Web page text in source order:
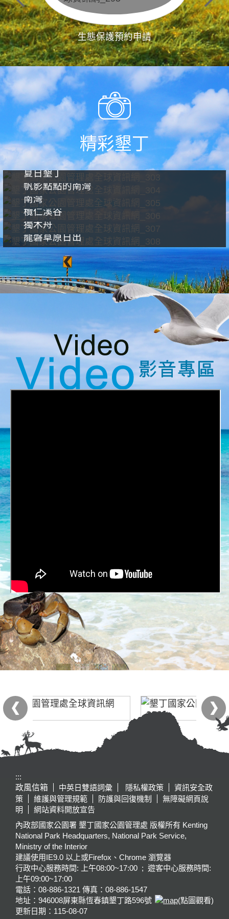
生態保護預約申請
精彩墾丁
夏日墾丁
帆影點點的南灣
南灣
欖仁溪谷
獨木舟
龍磐草原日出
:::
政風信箱
中英日雙語詞彙 隱私權政策
資訊安全政
策
維護與管理規範 防護與回復機制
無障礙網頁說
明
網站資料開放宣告
內政部國家公園署 墾丁國家公園管理處 版權所有 Kenting
National Park Headquarters, National Park Service,
Ministry of the Interior
建議使用IE9.0 以上或Firefox、Chrome 瀏覽器
行政中心服務時間: 上午08:00~17:00 ; 遊客中心服務時間:
上午09:00~17:00
電話：08-886-1321 傳真：08-886-1547
地址：946008屏東縣恆春鎮墾丁路596號
(點圖觀看)
更新日期： 115-08-07